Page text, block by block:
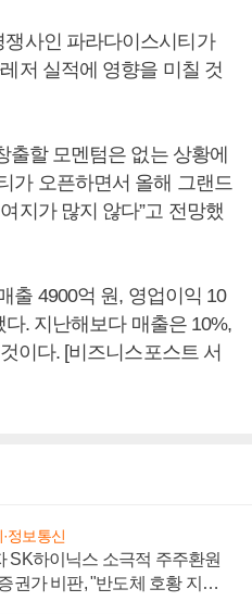
사인 파라다이스시티가
저 실적에 영향을 미칠 것
출할 모멘텀은 없는 상황에
가 오픈하면서 올해 그랜드
지가 많지 않다”고 전망했
출 4900억 원, 영업이익 10
. 지난해보다 매출은 10%,
이다. [비즈니스포스트 서
정보통신
SK하이닉스 소극적 주주환원
권가 비판, "반도체 호황 지속